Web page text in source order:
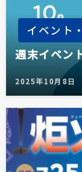
イベント
週末イベン
2025年10月8日